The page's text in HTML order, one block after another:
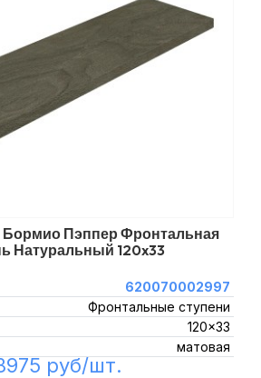
Бормио Пэппер Фронтальная
Натуральный 120x33
620070002997
Фронтальные ступени
120x33
матовая
руб/шт.